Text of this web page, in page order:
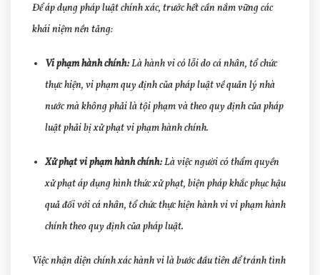
Để áp dụng pháp luật chính xác, trước hết cần nắm vững các
khái niệm nền tảng:
Vi phạm hành chính:Là hành vi có lỗi do cá nhân, tổ chức
thực hiện, vi phạm quy định của pháp luật về quản lý nhà
nước mà không phải là tội phạm và theo quy định của pháp
luật phải bị xử phạt vi phạm hành chính.
Xử phạt vi phạm hành chính:Là việc người có thẩm quyền
xử phạt áp dụng hình thức xử phạt, biện pháp khắc phục hậu
quả đối với cá nhân, tổ chức thực hiện hành vi vi phạm hành
chính theo quy định của pháp luật.
Việc nhận diện chính xác hành vi là bước đầu tiên để tránh tình